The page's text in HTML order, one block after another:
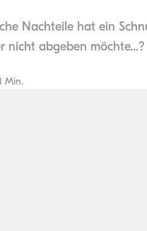
Nachteile hat ein
nicht abgeben möchte...?
Min.